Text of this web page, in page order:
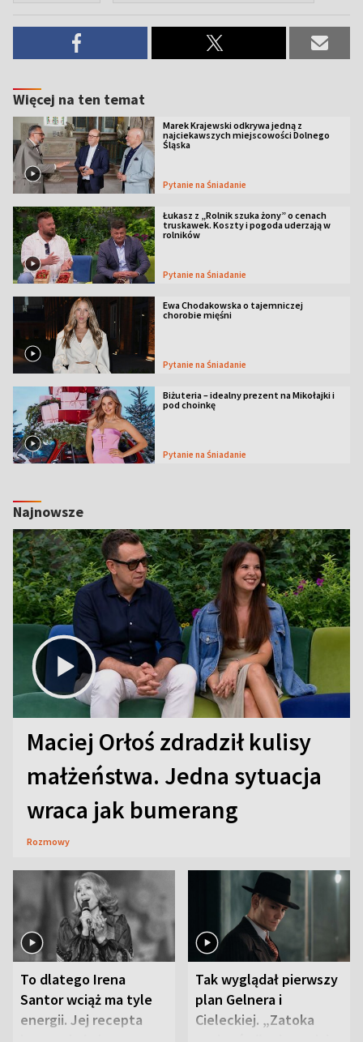
Więcej na ten temat
Marek Krajewski odkrywa jedną z
najciekawszych miejscowości Dolnego
Śląska
Pytanie na Śniadanie
Łukasz z „Rolnik szuka żony” o cenach
truskawek. Koszty i pogoda uderzają w
rolników
Pytanie na Śniadanie
Ewa Chodakowska o tajemniczej
chorobie mięśni
Pytanie na Śniadanie
Biżuteria – idealny prezent na Mikołajki i
pod choinkę
Pytanie na Śniadanie
Najnowsze
Maciej Orłoś zdradził kulisy
małżeństwa. Jedna sytuacja
wraca jak bumerang
Rozmowy
To dlatego Irena
Santor wciąż ma tyle
energii. Jej recepta
Tak wyglądał pierwszy
plan Gelnera i
Cieleckiej. „Zatoka